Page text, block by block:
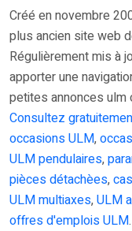
Créé en novembre
plus ancien site web
Régulièrement mis à
apporter une
petites annonces ulm
Consultez
occasions ULM,
ULM pendulaires,
pièces détachèes,
ULM multiaxes,ULM
offres d'emplois ULM.